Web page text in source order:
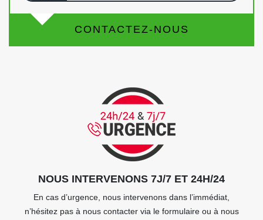
CONTACTEZ-NOUS
NOUS INTERVENONS 7J/7 ET 24H/24
En cas d’urgence, nous intervenons dans l’immédiat,
n’hésitez pas à nous contacter via le formulaire ou à nous